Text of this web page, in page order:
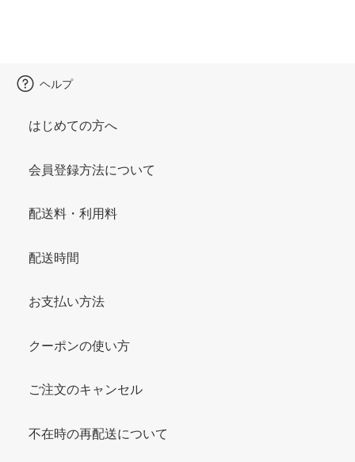
ヘルプ
はじめての方へ
会員登録方法について
配送料・利用料
配送時間
お支払い方法
クーポンの使い方
ご注文のキャンセル
不在時の再配送について